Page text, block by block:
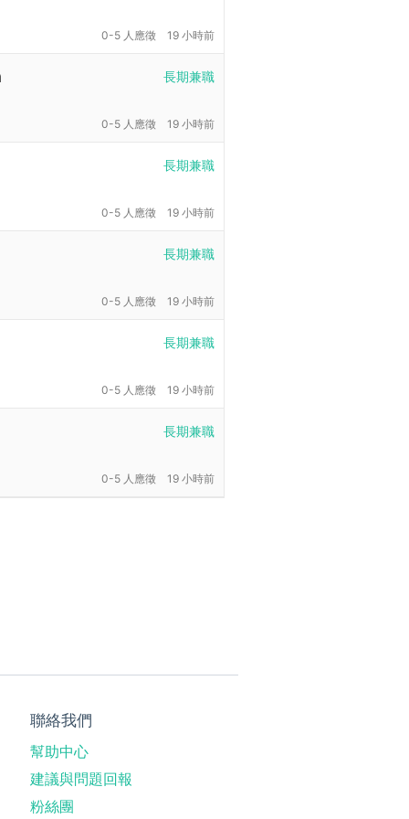
0-5 人應徵 19 小時前
長期兼職
0-5 人應徵 19 小時前
長期兼職
0-5 人應徵 19 小時前
長期兼職
0-5 人應徵 19 小時前
長期兼職
0-5 人應徵 19 小時前
長期兼職
0-5 人應徵 19 小時前
聯絡我們
幫助中心
建議與問題回報
粉絲團